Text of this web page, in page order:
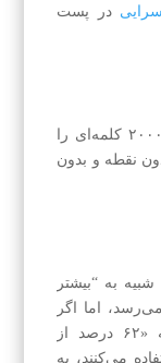
در پست
مخاطبان خود را مجبور نکنید که مقاله‌ای ۲۰۰۰ کلمه‌ای را
نقطه و بدون
شبیه به “بیشتر
اما اگر
کمی تحقیق کنید، متوجه خواهید شد که «۶۲ درصد از
می‌کنند، به